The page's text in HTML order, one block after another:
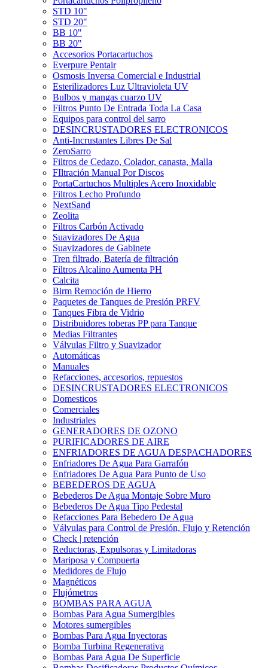
STD 10"
STD 20"
BB 10"
BB 20"
Accesorios Portacartuchos
Everpure Pentair
Osmosis Inversa Comercial e Industrial
Esterilizadores Luz Ultravioleta UV
Bulbos y mangas cuarzo UV
Filtros Punto De Entrada Toda La Casa
Equipos para control del sarro
DESINCRUSTADORES ELECTRONICOS
Anti-Incrustantes Libres De Sal
ZeroSarro
Filtros de Cedazo, Colador, canasta, Malla
FIltración Manual Por Discos
PortaCartuchos Multiples Acero Inoxidable
Filtros Lecho Profundo
NextSand
Zeolita
Filtros Carbón Activado
Suavizadores De Agua
Suavizadores de Gabinete
Tren filtrado, Batería de filtración
Filtros Alcalino Aumenta PH
Calcita
Birm Remoción de Hierro
Paquetes de Tanques de Presión PRFV
Tanques Fibra de Vidrio
Distribuidores toberas PP para Tanque
Medias Filtrantes
Válvulas Filtro y Suavizador
Automáticas
Manuales
Refacciones, accesorios, repuestos
DESINCRUSTADORES ELECTRONICOS
Domesticos
Comerciales
Industriales
GENERADORES DE OZONO
PURIFICADORES DE AIRE
ENFRIADORES DE AGUA DESPACHADORES
Enfriadores De Agua Para Garrafón
Enfriadores De Agua Para Punto de Uso
BEBEDEROS DE AGUA
Bebederos De Agua Montaje Sobre Muro
Bebederos De Agua Tipo Pedestal
Refacciones Para Bebedero De Agua
Válvulas para Control de Presión, Flujo y Retención
Check | retención
Reductoras, Expulsoras y Limitadoras
Mariposa y Compuerta
Medidores de Flujo
Magnéticos
Flujómetros
BOMBAS PARA AGUA
Bombas Para Agua Sumergibles
Motores sumergibles
Bombas Para Agua Inyectoras
Bomba Turbina Regenerativa
Bombas Para Agua De Superficie